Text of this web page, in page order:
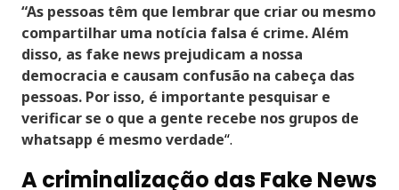
“As pessoas têm que lembrar que criar ou mesmo
compartilhar uma notícia falsa é crime. Além
disso, as fake news prejudicam a nossa
democracia e causam confusão na cabeça das
pessoas. Por isso, é importante pesquisar e
verificar se o que a gente recebe nos grupos de
whatsapp é mesmo verdade“.
A criminalização das Fake News